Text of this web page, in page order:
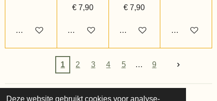
Deze website gebruikt cookies voor analyse-
Bekijk details
€ 7,90
Bekijk details
€ 7,90
Bekijk details Bekijk details
1 2 3 4 5 9
© 2022 - 2026 Buzzy Bee Kids